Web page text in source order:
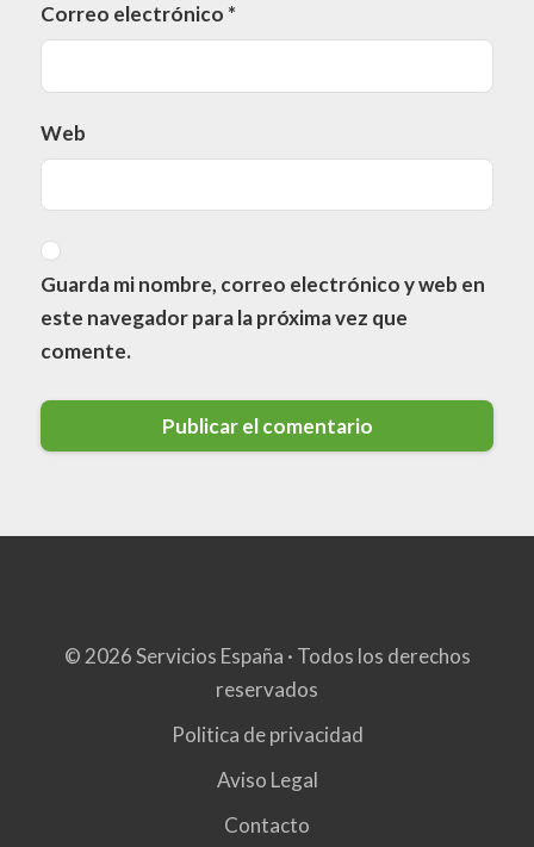
Correo electrónico *
Web
Guarda mi nombre, correo electrónico y web en
este navegador para la próxima vez que
comente.
© 2026 Servicios España · Todos los derechos
reservados
Politica de privacidad
Aviso Legal
Contacto